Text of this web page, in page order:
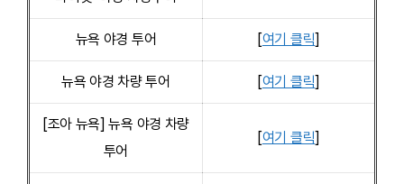
뉴욕 야경 투어 [여기 클릭]
뉴욕 야경 차량 투어 [여기 클릭]
[조아 뉴욕] 뉴욕 야경 차량
투어
[여기 클릭]